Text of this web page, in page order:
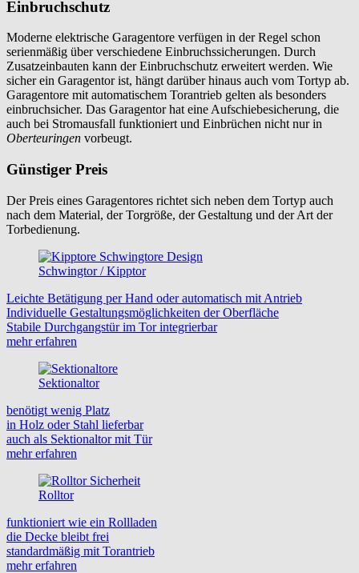
Einbruchschutz
Moderne elektrische Garagentore verfügen in der Regel schon
serienmäßig über verschiedene Einbruchssicherungen. Durch
Zusatzeinbauten kann der Einbruchschutz erweitert werden. Wie
sicher ein Garagentor ist, hängt darüber hinaus auch vom Tortyp ab.
Garagentore mit automatischem Torantrieb gelten als besonders
einbruchsicher. Das Garagentor hat eine Aufschiebesicherung, die
auch bei Stromausfall funktioniert und Einbrüchen nicht nur in
Oberteuringen vorbeugt.
Günstiger Preis
Der Preis eines Garagentores richtet sich neben dem Tortyp auch
nach dem Material, der Torgröße, der Gestaltung und der Art der
Torbedienung.
Schwingtor / Kipptor
Leichte Betätigung per Hand oder automatisch mit Antrieb
Individuelle Gestaltungsmöglichkeiten der Oberfläche
Stabile Durchgangstür im Tor integrierbar
mehr erfahren
Sektionaltor
benötigt wenig Platz
in Holz oder Stahl lieferbar
auch als Sektionaltor mit Tür
mehr erfahren
Rolltor
funktioniert wie ein Rollladen
die Decke bleibt frei
standardmäßig mit Torantrieb
mehr erfahren